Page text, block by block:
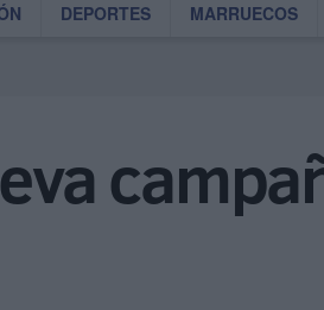
DEPORTES MARRUECOS